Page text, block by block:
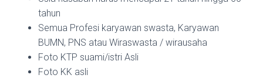
tahun
Semua Profesi karyawan swasta, Karyawan
BUMN, PNS atau Wiraswasta / wirausaha
Foto KTP suami/istri Asli
Foto KK asli